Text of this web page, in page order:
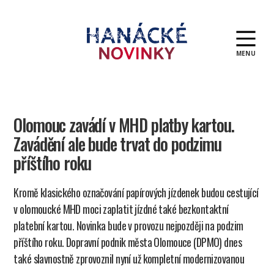
MENU
Olomouc zavádí v MHD platby kartou.
Zavádění ale bude trvat do podzimu
příštího roku
Kromě klasického označování papírových jízdenek budou cestující
v olomoucké MHD moci zaplatit jízdné také bezkontaktní
platební kartou. Novinka bude v provozu nejpozději na podzim
příštího roku. Dopravní podnik města Olomouce (DPMO) dnes
také slavnostně zprovoznil nyní už kompletní modernizovanou